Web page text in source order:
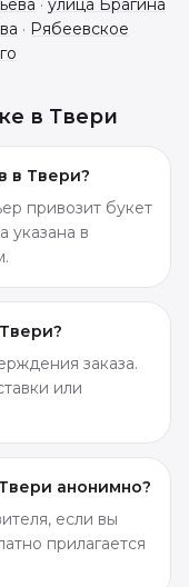
· улица Брагина
· Рябеевское
в Твери
в Твери?
привозит букет
указана в
заказа.
или
анонимно?
если вы
прилагается